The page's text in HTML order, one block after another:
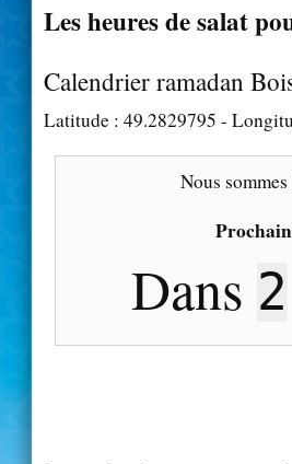
Les heures de salat
Calendrier ramadan
Latitude : 49.2829795 -
Nous
Dans 2